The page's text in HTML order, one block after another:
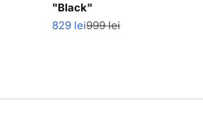
"Black"
Pret redus
829 leiPret normal
999 lei